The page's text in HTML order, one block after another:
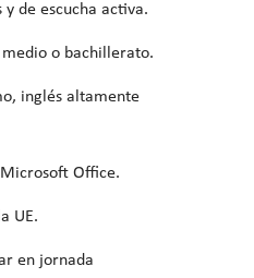
de escucha activa.
o bachillerato.
inglés altamente
Office.
UE.
en jornada